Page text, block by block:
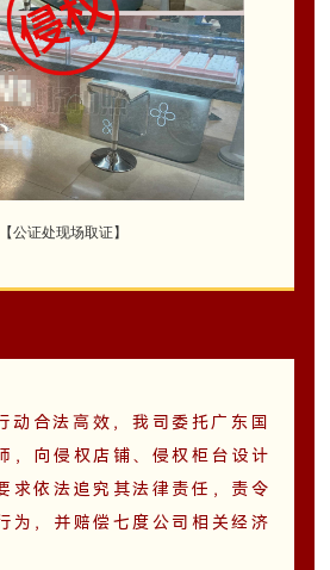
【公证处现场取证】
动合法高效，我司委托广东国
，向侵权店铺、侵权柜台设计
求依法追究其法律责任，责令
为，并赔偿七度公司相关经济